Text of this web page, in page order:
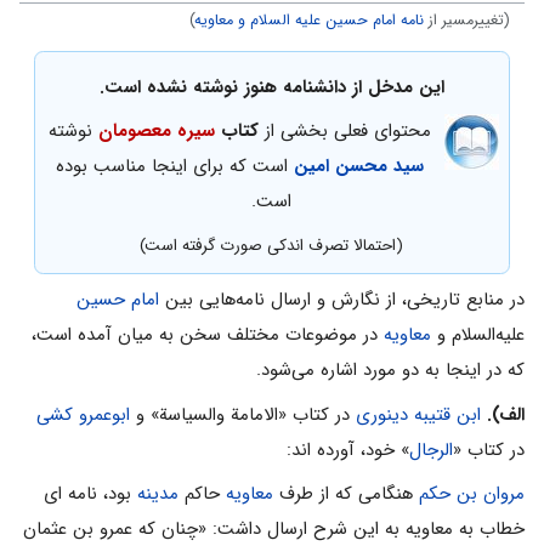
(تغییرمسیر ازنامه امام حسین علیه السلام و معاويه)
پرش
ناوبری
پرش
جستجو
این مدخل از دانشنامه هنوز نوشته نشده است.
محتوای فعلی بخشی از کتاب سیره معصومان نوشته
سید محسن امین است که برای اینجا مناسب بوده
است.
(احتمالا تصرف اندکی صورت گرفته است)
در منابع تاریخی، از نگارش و ارسال نامه‌هایی بین امام حسین
علیه‌السلام و معاويه در موضوعات مختلف سخن به میان آمده است،
که در اینجا به دو مورد اشاره می‌شود.
الف). ابن قتیبه دینوری در کتاب «الامامة والسیاسة» و ابوعمرو کشى
در کتاب «الرجال» خود، آورده اند:
مروان بن حکم هنگامی که از طرف معاویهحاکم مدینه بود، نامه اى
خطاب به معاویه به این شرح ارسال داشت: «چنان که عمرو بن عثمان